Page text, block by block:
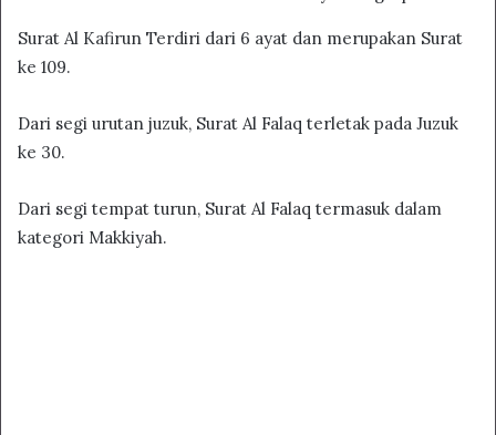
Surat Al Kafirun Terdiri dari 6 ayat dan merupakan Surat
ke 109.
Dari segi urutan juzuk, Surat Al Falaq terletak pada Juzuk
ke 30.
Dari segi tempat turun, Surat Al Falaq termasuk dalam
kategori Makkiyah.